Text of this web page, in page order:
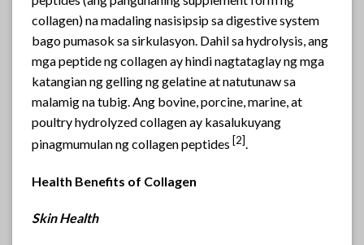
collagen) na madaling nasisipsip sa digestive system
bago pumasok sa sirkulasyon. Dahil sa hydrolysis, ang
mga peptide ng collagen ay hindi nagtataglay ng mga
katangian ng gelling ng gelatine at natutunaw sa
malamig na tubig. Ang bovine, porcine, marine, at
poultry hydrolyzed collagen ay kasalukuyang
pinagmumulan ng collagen peptides [2].
Health Benefits of Collagen
Skin Health